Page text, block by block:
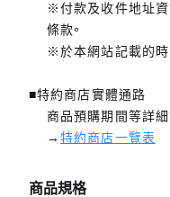
※付款及收件地址資
條款。
※於本網站記載的時
■特約商店實體通路
商品預購期間等詳細
→特約商店一覽表
商品規格